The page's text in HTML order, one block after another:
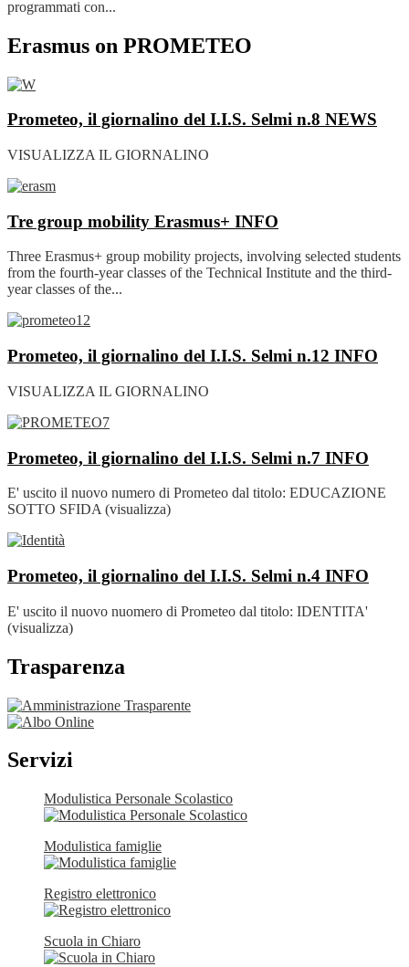
programmati con...
Erasmus on PROMETEO
Prometeo, il giornalino del I.I.S. Selmi n.8 NEWS
VISUALIZZA IL GIORNALINO
Tre group mobility Erasmus+ INFO
Three Erasmus+ group mobility projects, involving selected students
from the fourth-year classes of the Technical Institute and the third-
year classes of the...
Prometeo, il giornalino del I.I.S. Selmi n.12 INFO
VISUALIZZA IL GIORNALINO
Prometeo, il giornalino del I.I.S. Selmi n.7 INFO
E' uscito il nuovo numero di Prometeo dal titolo: EDUCAZIONE
SOTTO SFIDA (visualizza)
Prometeo, il giornalino del I.I.S. Selmi n.4 INFO
E' uscito il nuovo nuomero di Prometeo dal titolo: IDENTITA'
(visualizza)
Trasparenza
Servizi
Modulistica Personale Scolastico
Modulistica famiglie
Registro elettronico
Scuola in Chiaro